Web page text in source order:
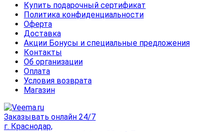
Купить подарочный сертификат
Политика конфиденциальности
Оферта
Доставка
Акции Бонусы и специальные предложения
Контакты
Об организации
Оплата
Условия возврата
Магазин
Заказывать онлайн 24/7
г. Краснодар,